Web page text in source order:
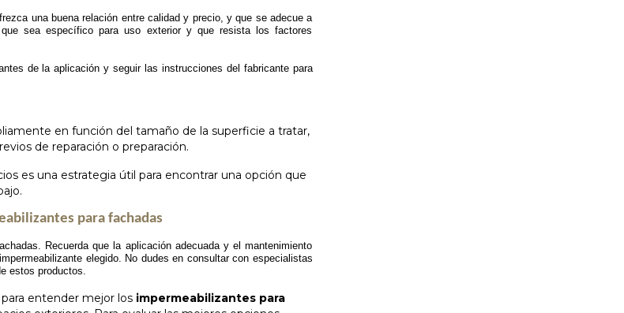
una buena relación entre calidad y precio, y que se adecue a
sea específico para uso exterior y que resista los factores
de la aplicación y seguir las instrucciones del fabricante para
en función del tamaño de la superficie a tratar,
de reparación o preparación.
es una estrategia útil para encontrar una opción que
para fachadas
Recuerda que la aplicación adecuada y el mantenimiento
elegido. No dudes en consultar con especialistas
estos productos.
entender mejor los impermeabilizantes para